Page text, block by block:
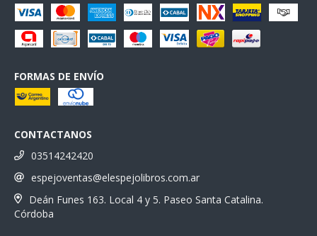
FORMAS DE ENVÍO
CONTACTANOS
03514242420
espejoventas@elespejolibros.com.ar
Deán Funes 163. Local 4 y 5. Paseo Santa Catalina.
Córdoba